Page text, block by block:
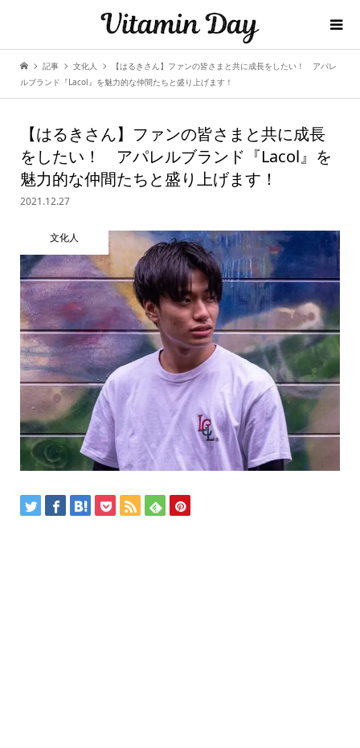
記事 文化人
【はるきさん】ファンの皆さまと共に成長をしたい！ アパレ
ルブランド『Lacol』を魅力的な仲間たちと盛り上げます！
【はるきさん】ファンの皆さまと共に成長
をしたい！ アパレルブランド『Lacol』を
魅力的な仲間たちと盛り上げます！
2021.12.27
文化人